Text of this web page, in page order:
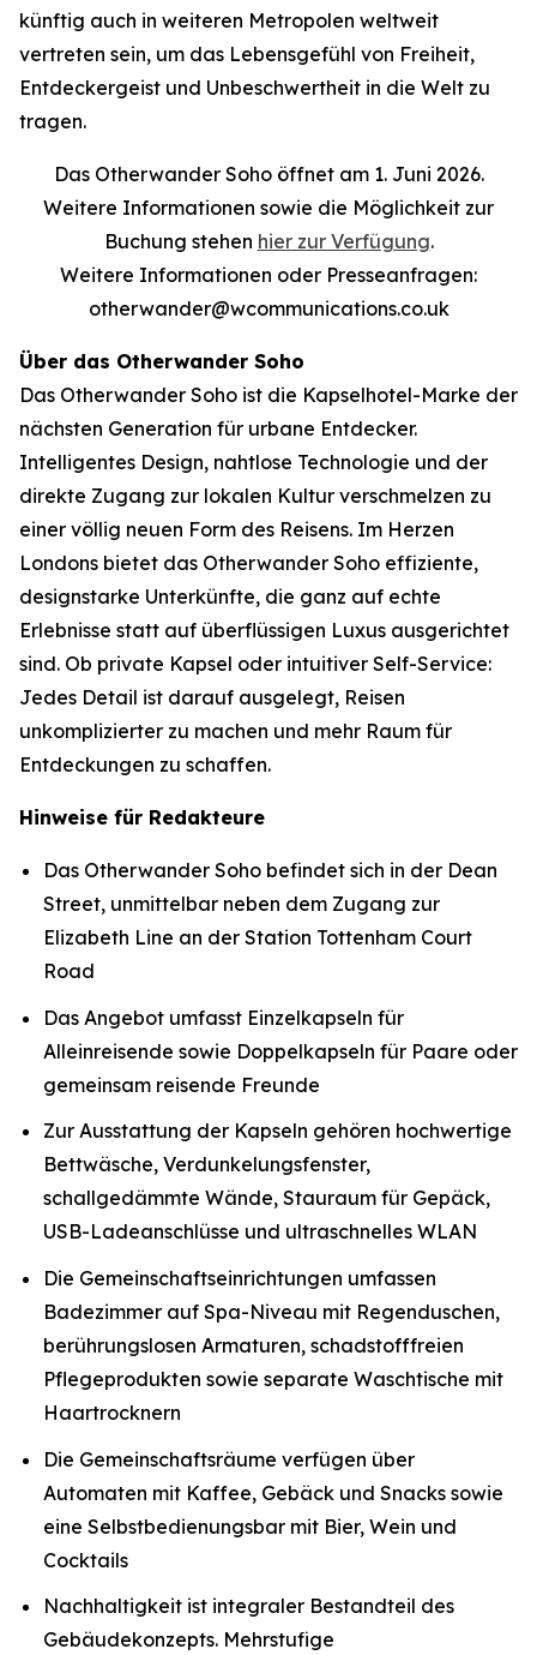
künftig auch in weiteren Metropolen weltweit
vertreten sein, um das Lebensgefühl von Freiheit,
Entdeckergeist und Unbeschwertheit in die Welt zu
tragen.
Das Otherwander Soho öffnet am 1. Juni 2026.
Weitere Informationen sowie die Möglichkeit zur
Buchung stehen hier zur Verfügung.
Weitere Informationen oder Presseanfragen:
otherwander@wcommunications.co.uk
Über das Otherwander Soho
Das Otherwander Soho ist die Kapselhotel-Marke der
nächsten Generation für urbane Entdecker.
Intelligentes Design, nahtlose Technologie und der
direkte Zugang zur lokalen Kultur verschmelzen zu
einer völlig neuen Form des Reisens. Im Herzen
Londons bietet das Otherwander Soho effiziente,
designstarke Unterkünfte, die ganz auf echte
Erlebnisse statt auf überflüssigen Luxus ausgerichtet
sind. Ob private Kapsel oder intuitiver Self-Service:
Jedes Detail ist darauf ausgelegt, Reisen
unkomplizierter zu machen und mehr Raum für
Entdeckungen zu schaffen.
Hinweise für Redakteure
Das Otherwander Soho befindet sich in der Dean
Street, unmittelbar neben dem Zugang zur
Elizabeth Line an der Station Tottenham Court
Road
Das Angebot umfasst Einzelkapseln für
Alleinreisende sowie Doppelkapseln für Paare oder
gemeinsam reisende Freunde
Zur Ausstattung der Kapseln gehören hochwertige
Bettwäsche, Verdunkelungsfenster,
schallgedämmte Wände, Stauraum für Gepäck,
USB-Ladeanschlüsse und ultraschnelles WLAN
Die Gemeinschaftseinrichtungen umfassen
Badezimmer auf Spa-Niveau mit Regenduschen,
berührungslosen Armaturen, schadstofffreien
Pflegeprodukten sowie separate Waschtische mit
Haartrocknern
Die Gemeinschaftsräume verfügen über
Automaten mit Kaffee, Gebäck und Snacks sowie
eine Selbstbedienungsbar mit Bier, Wein und
Cocktails
Nachhaltigkeit ist integraler Bestandteil des
Gebäudekonzepts. Mehrstufige